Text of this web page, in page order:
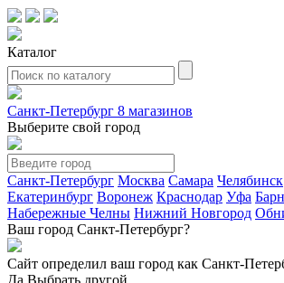
Каталог
Санкт-Петербург 8 магазинов
Выберите свой город
Санкт-Петербург Москва Самара Челябинск
Екатеринбург Воронеж Краснодар Уфа
Набережные Челны Нижний Новгород
Ваш город Санкт-Петербург?
Сайт определил ваш город как Санкт-
Да Выбрать другой